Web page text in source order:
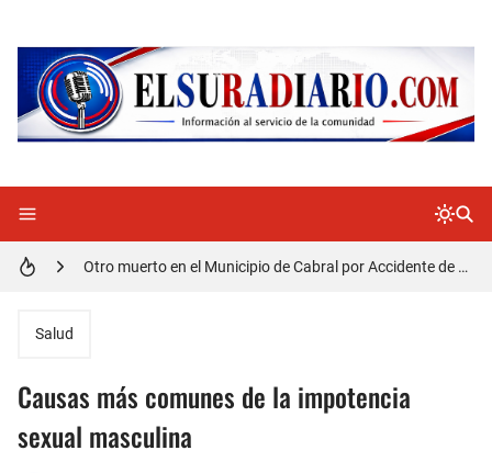
𝗥𝗲𝗴𝗿𝗲𝘀𝗮 𝗮𝗹 𝗽𝗮í𝘀 𝗱𝗲𝗹𝗲𝗴𝗮𝗰𝗶ó𝗻 𝗱𝗼𝗺𝗶𝗻𝗶𝗰𝗮𝗻𝗮 𝗾𝘂𝗲 𝗽𝗮𝗿𝘁𝗶𝗰𝗶𝗽ó 𝗲𝗻 𝗝𝘂𝗲𝗴𝗼𝘀 𝗣𝗮𝗻𝗮𝗺𝗲𝗿𝗶𝗰𝗮𝗻𝗼𝘀 𝗝𝘂𝗻𝗶𝗼𝗿 𝗲𝗻 𝗚𝘂𝗮𝘁𝗲𝗺𝗮𝗹𝗮
Salud
Causas más comunes de la impotencia
sexual masculina